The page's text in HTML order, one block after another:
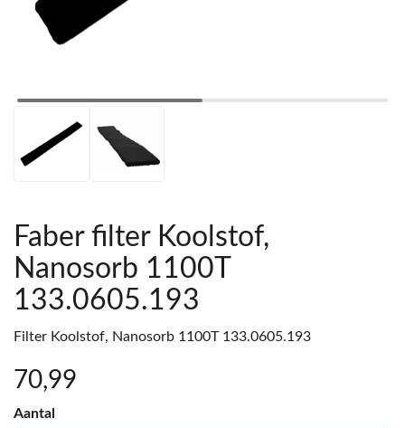
Faber filter Koolstof,
Nanosorb 1100T
133.0605.193
Filter Koolstof, Nanosorb 1100T 133.0605.193
70,99
Aantal